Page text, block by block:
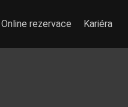
Online rezervace Kariéra